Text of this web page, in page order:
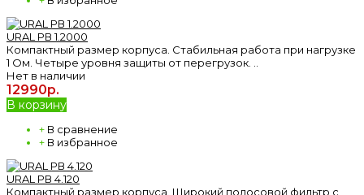
URAL РВ 1.2000
Компактный размер корпуса. Стабильная работа при нагрузке
1 Ом. Четыре уровня защиты от перегрузок. ..
Нет в наличии
12990р.
В корзину
+ В сравнение
+ В избранное
URAL РВ 4.120
Компактный размер корпуса. Широкий полосовой фильтр с